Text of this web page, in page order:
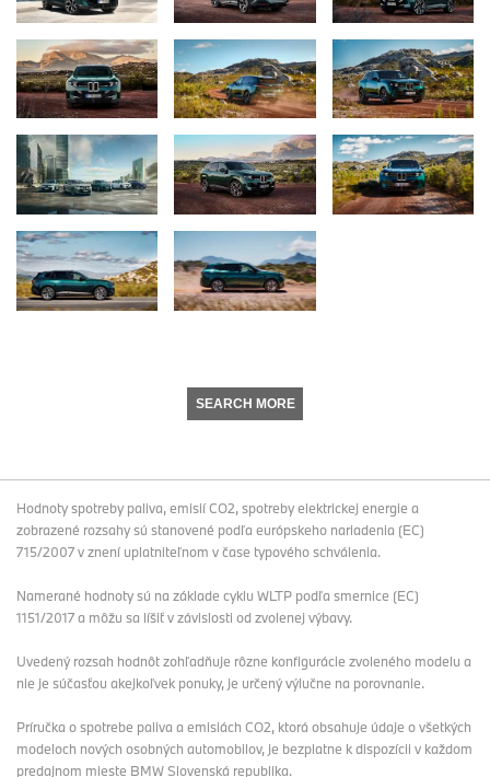
SEARCH MORE
Hodnoty spotreby paliva, emisií CO2, spotreby elektrickej energie a
zobrazené rozsahy sú stanovené podľa európskeho nariadenia (EC)
715/2007 v znení uplatniteľnom v čase typového schválenia.
Namerané hodnoty sú na základe cyklu WLTP podľa smernice (EC)
1151/2017 a môžu sa líšiť v závislosti od zvolenej výbavy.
Uvedený rozsah hodnôt zohľadňuje rôzne konfigurácie zvoleného modelu a
nie je súčasťou akejkoľvek ponuky, je určený výlučne na porovnanie.
Príručka o spotrebe paliva a emisiách CO2, ktorá obsahuje údaje o všetkých
modeloch nových osobných automobilov, je bezplatne k dispozícii v každom
predajnom mieste BMW Slovenská republika.